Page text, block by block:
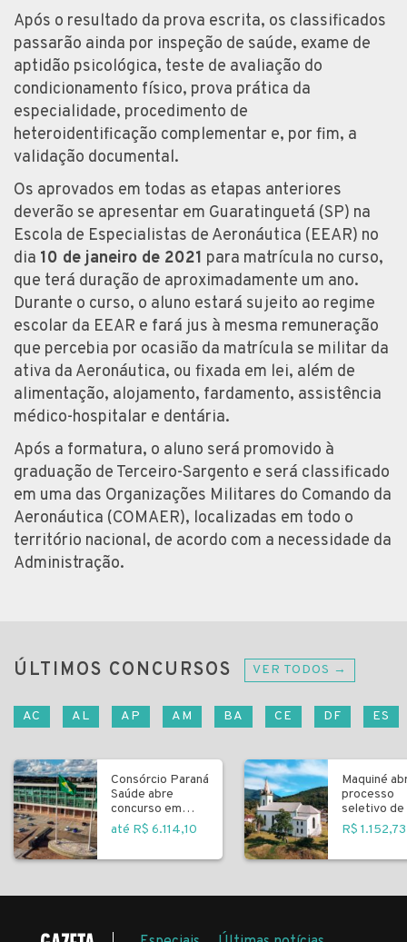
Após o resultado da prova escrita, os classificados
passarão ainda por inspeção de saúde, exame de
aptidão psicológica, teste de avaliação do
condicionamento físico, prova prática da
especialidade, procedimento de
heteroidentificação complementar e, por fim, a
validação documental.
Os aprovados em todas as etapas anteriores
deverão se apresentar em Guaratinguetá (SP) na
Escola de Especialistas de Aeronáutica (EEAR) no
dia 10 de janeiro de 2021 para matrícula no curso,
que terá duração de aproximadamente um ano.
Durante o curso, o aluno estará sujeito ao regime
escolar da EEAR e fará jus à mesma remuneração
que percebia por ocasião da matrícula se militar da
ativa da Aeronáutica, ou fixada em lei, além de
alimentação, alojamento, fardamento, assistência
médico-hospitalar e dentária.
Após a formatura, o aluno será promovido à
graduação de Terceiro-Sargento e será classificado
em uma das Organizações Militares do Comando da
Aeronáutica (COMAER), localizadas em todo o
território nacional, de acordo com a necessidade da
Administração.
ÚLTIMOS CONCURSOS VER TODOS →
AC AL AP AM BA CE DF ES
Consórcio Paraná
Saúde abre
concurso em
Curitiba
até R$ 6.114,10
Maquiné
processo
seletivo de
R$ 1.152,73